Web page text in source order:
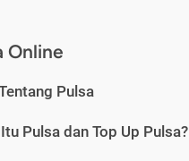
Online
Pulsa
Pulsa dan Top Up Pulsa?